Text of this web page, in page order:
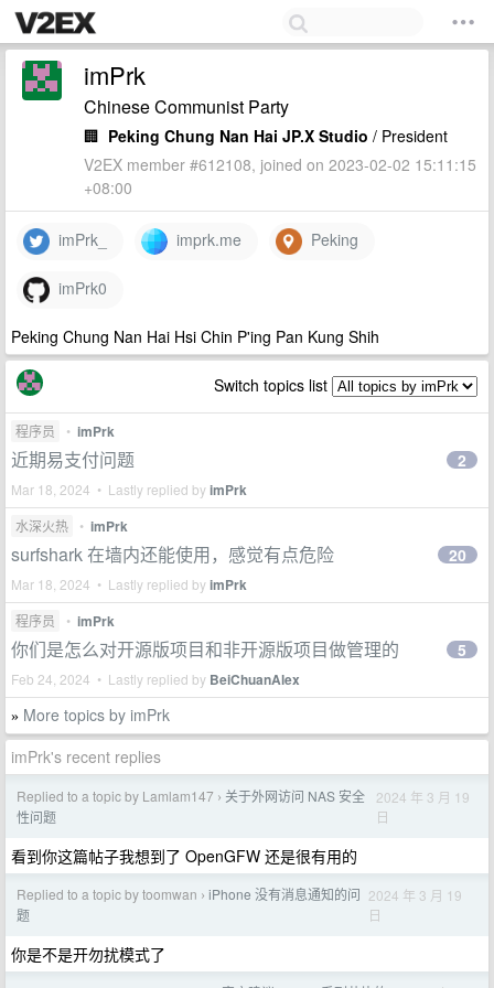
imPrk
Chinese Communist Party
🏢 Peking Chung Nan Hai JP.X Studio / President
V2EX member #612108, joined on 2023-02-02 15:11:15
+08:00
imPrk_ imprk.me Peking
imPrk0
Peking Chung Nan Hai Hsi Chin P'ing Pan Kung Shih
Switch topics list
程序员 • imPrk
近期易支付问题
Mar 18, 2024 • Lastly replied byimPrk
2
水深火热 • imPrk
surfshark 在墙内还能使用，感觉有点危险
Mar 18, 2024 • Lastly replied byimPrk
20
程序员 • imPrk
你们是怎么对开源版项目和非开源版项目做管理的
Feb 24, 2024 • Lastly replied by BeiChuanAlex
5
» More topics by imPrk
imPrk's recent replies
Replied to a topic by Lamlam147 › 关于外网访问 NAS 安全
性问题
2024 年 3 月 19
日
看到你这篇帖子我想到了 OpenGFW 还是很有用的
Replied to a topic by toomwan › iPhone 没有消息通知的问
题
2024 年 3 月 19
日
你是不是开勿扰模式了